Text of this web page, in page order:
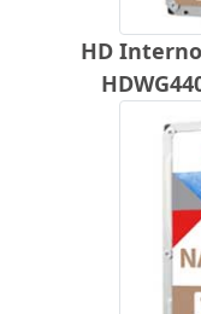
HD Interno